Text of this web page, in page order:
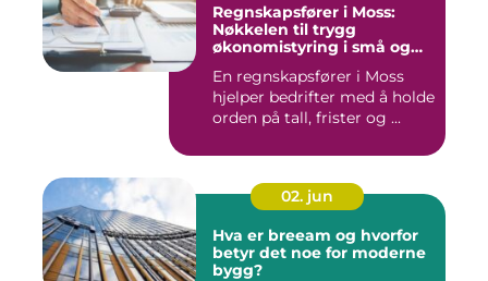
Regnskapsfører i Moss:
Nøkkelen til trygg
økonomistyring i små og
En regnskapsfører i Moss
hjelper bedrifter med å holde
orden på tall, frister og ...
02. jun
Hva er breeam og hvorfor
betyr det noe for moderne
bygg?